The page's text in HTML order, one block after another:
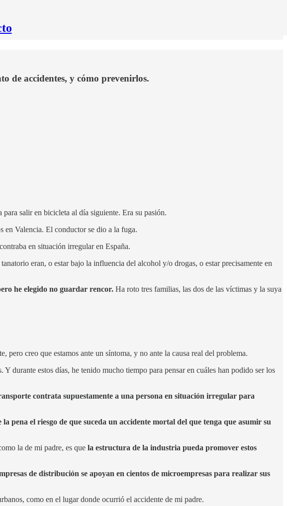
de accidentes, y cómo prevenirlos.
salir en bicicleta al día siguiente. Era su pasión.
en Valencia. El conductor se dio a la fuga.
en situación irregular en España.
eran, o estar bajo la influencia del alcohol y/o drogas, o estar precisamente en
he elegido no guardar rencor. Ha roto tres familias, las dos de las víctimas y la suya
creo que estamos ante un síntoma, y no ante la causa real del problema.
durante estos días, he tenido mucho tiempo para pensar en cuáles han podido ser los
contrata supuestamente a una persona en situación irregular para
la pena el riesgo de que suceda un accidente mortal del que tenga que asumir su
la de mi padre, es que la estructura de la industria pueda promover estos
de distribución se apoyan en cientos de microempresas para realizar sus
como en el lugar donde ocurrió el accidente de mi padre.